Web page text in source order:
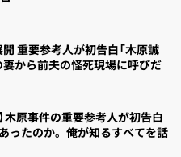
重要参考人が初告白「木原誠
から前夫の怪死現場に呼びだ
木原事件の重要参考人が初告白
ったのか。俺が知るすべてを話